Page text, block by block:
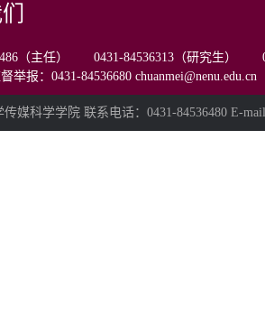
（主任） 0431-84536313（研究生）
举报：0431-84536680 chuanmei@nenu.edu.cn
媒科学学院 联系电话：0431-84536480 E-